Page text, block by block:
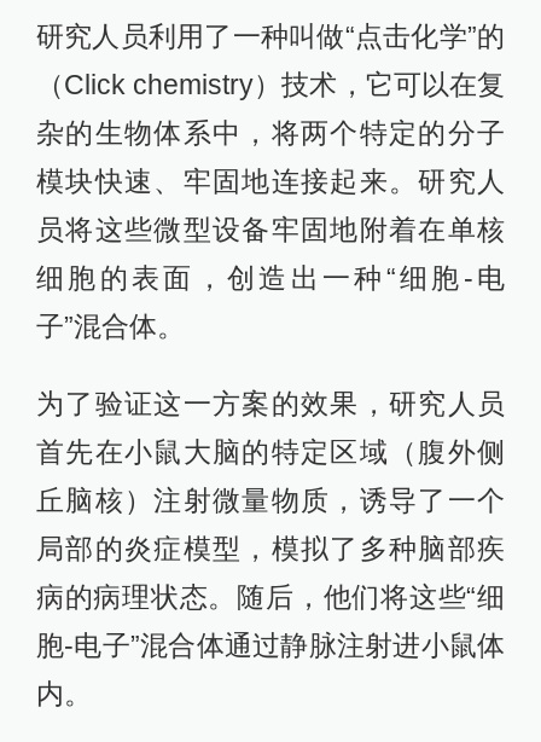
研究人员利用了一种叫做“点击化学”的
（Click chemistry）技术，它可以在复
杂的生物体系中，将两个特定的分子
模块快速、牢固地连接起来。研究人
员将这些微型设备牢固地附着在单核
细胞的表面，创造出一种“细胞-电
子”混合体。
为了验证这一方案的效果，研究人员
首先在小鼠大脑的特定区域（腹外侧
丘脑核）注射微量物质，诱导了一个
局部的炎症模型，模拟了多种脑部疾
病的病理状态。随后，他们将这些“细
胞-电子”混合体通过静脉注射进小鼠体
内。